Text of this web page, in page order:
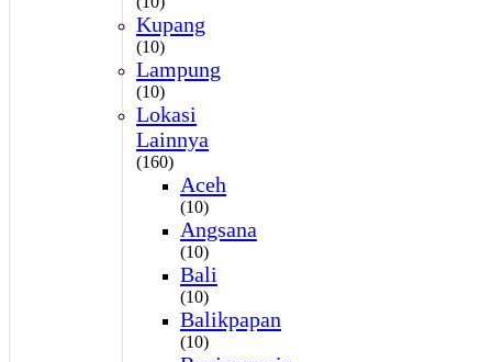
Kupang
(10)
Lampung
(10)
Lokasi
Lainnya
(160)
Aceh
(10)
Angsana
(10)
Bali
(10)
Balikpapan
(10)